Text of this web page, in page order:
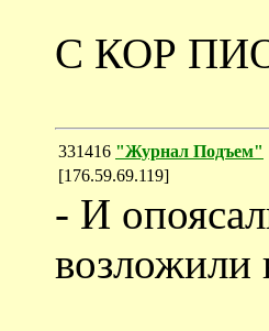
С КОР
331416 "Журнал Подъем"
[176.59.69.119]
- И
возложили